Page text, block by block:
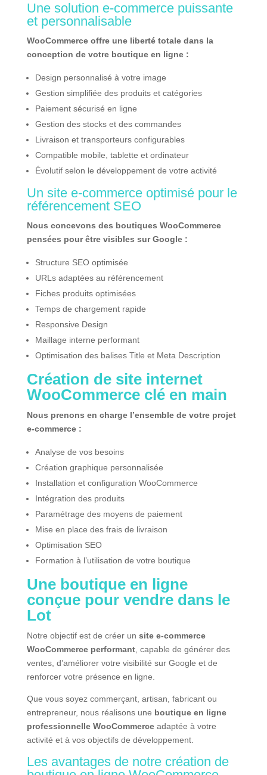
Une solution e-commerce puissante
et personnalisable
WooCommerce offre une liberté totale dans la
conception de votre boutique en ligne :
Design personnalisé à votre image
Gestion simplifiée des produits et catégories
Paiement sécurisé en ligne
Gestion des stocks et des commandes
Livraison et transporteurs configurables
Compatible mobile, tablette et ordinateur
Évolutif selon le développement de votre activité
Un site e-commerce optimisé pour le
référencement SEO
Nous concevons des boutiques WooCommerce
pensées pour être visibles sur Google :
Structure SEO optimisée
URLs adaptées au référencement
Fiches produits optimisées
Temps de chargement rapide
Responsive Design
Maillage interne performant
Optimisation des balises Title et Meta Description
Création de site internet
WooCommerce clé en main
Nous prenons en charge l’ensemble de votre projet
e-commerce :
Analyse de vos besoins
Création graphique personnalisée
Installation et configuration WooCommerce
Intégration des produits
Paramétrage des moyens de paiement
Mise en place des frais de livraison
Optimisation SEO
Formation à l’utilisation de votre boutique
Une boutique en ligne
conçue pour vendre dans le
Lot
Notre objectif est de créer un site e-commerce
WooCommerce performant, capable de générer des
ventes, d’améliorer votre visibilité sur Google et de
renforcer votre présence en ligne.
Que vous soyez commerçant, artisan, fabricant ou
entrepreneur, nous réalisons une boutique en ligne
professionnelle WooCommerceadaptée à votre
activité et à vos objectifs de développement.
Les avantages de notre création de